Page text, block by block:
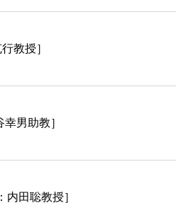
教授］
男助教］
田聡教授］